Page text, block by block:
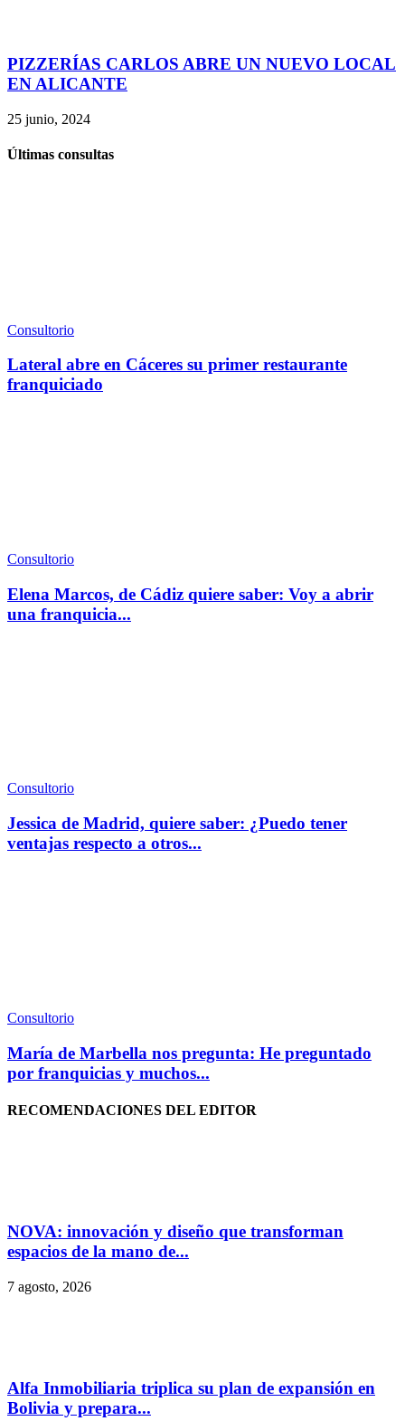
PIZZERÍAS CARLOS ABRE UN NUEVO LOCAL
EN ALICANTE
25 junio, 2024
Últimas consultas
Consultorio
Lateral abre en Cáceres su primer restaurante
franquiciado
Consultorio
Elena Marcos, de Cádiz quiere saber: Voy a abrir
una franquicia...
Consultorio
Jessica de Madrid, quiere saber: ¿Puedo tener
ventajas respecto a otros...
Consultorio
María de Marbella nos pregunta: He preguntado
por franquicias y muchos...
RECOMENDACIONES DEL EDITOR
NOVA: innovación y diseño que transforman
espacios de la mano de...
7 agosto, 2026
Alfa Inmobiliaria triplica su plan de expansión en
Bolivia y prepara...